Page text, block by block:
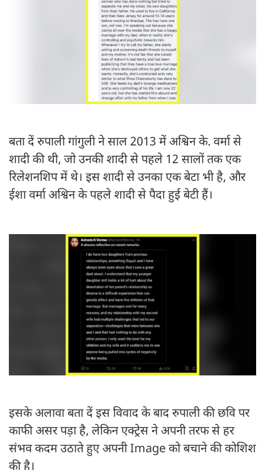
बता दें रुपाली गांगुली ने साल 2013 में अश्विन के. वर्मा से
शादी की थी, जो उनकी शादी से पहले 12 सालों तक एक
रिलेशनशिप में थे। इस शादी से उनका एक बेटा भी है, और
ईशा वर्मा अश्विन के पहले शादी से पैदा हुई बेटी हैं।
इसके अलावा बता दें इस विवाद के बाद रुपाली की छवि पर
काफी असर पड़ा है, लेकिन एक्ट्रेस ने अपनी तरफ से हर
संभव कदम उठाते हुए अपनी Image को बचाने की कोशिश